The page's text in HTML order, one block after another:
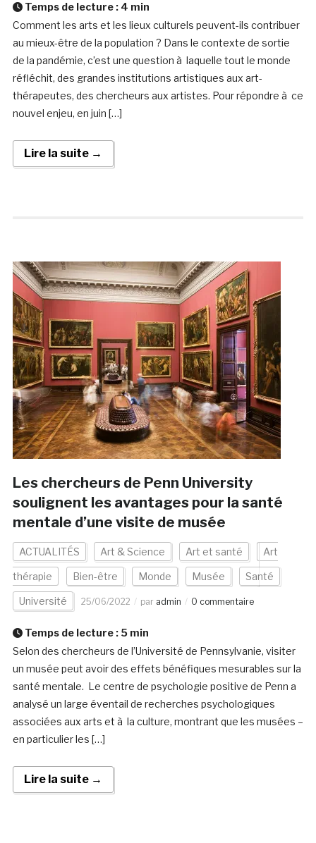
Temps de lecture : 4 min
Comment les arts et les lieux culturels peuvent-ils contribuer
au mieux-être de la population ? Dans le contexte de sortie
de la pandémie, c’est une question à laquelle tout le monde
réfléchit, des grandes institutions artistiques aux art-
thérapeutes, des chercheurs aux artistes. Pour répondre à ce
nouvel enjeu, en juin […]
Lire la suite →
Les chercheurs de Penn University
soulignent les avantages pour la santé
mentale d’une visite de musée
ACTUALITÉS Art & Science Art et santé Art
thérapie Bien-être Monde Musée Santé
Université 25/06/2022 par admin 0 commentaire
Temps de lecture : 5 min
Selon des chercheurs de l’Université de Pennsylvanie, visiter
un musée peut avoir des effets bénéfiques mesurables sur la
santé mentale. Le centre de psychologie positive de Penn a
analysé un large éventail de recherches psychologiques
associées aux arts et à la culture, montrant que les musées –
en particulier les […]
Lire la suite →